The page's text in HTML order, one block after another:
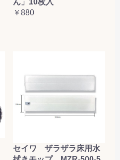
ん」10枚入
￥880
セイワ ザラザラ床用水